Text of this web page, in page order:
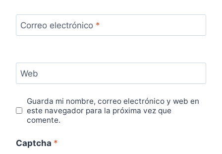
Correo electrónico *
Web
Guarda mi nombre, correo electrónico y web en
este navegador para la próxima vez que
comente.
Captcha *